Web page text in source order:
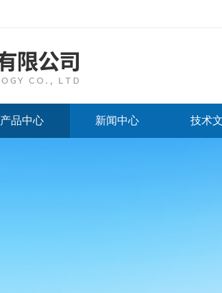
产品中心 新闻中心 技术